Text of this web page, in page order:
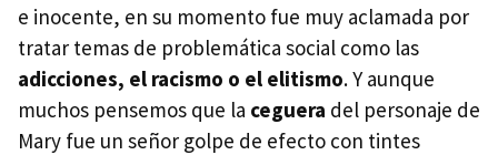
e inocente, en su momento fue muy aclamada por
tratar temas de problemática social como las
adicciones, el racismo o el elitismo. Y aunque
muchos pensemos que la ceguera del personaje de
Mary fue un señor golpe de efecto con tintes